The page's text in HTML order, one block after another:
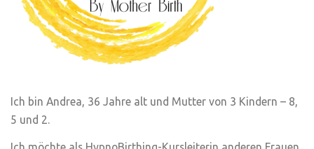
Ich bin Andrea, 36 Jahre alt und Mutter von 3 Kindern – 8,
5 und 2.